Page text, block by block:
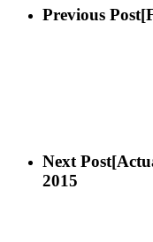
Previous Post
Next Post
2015